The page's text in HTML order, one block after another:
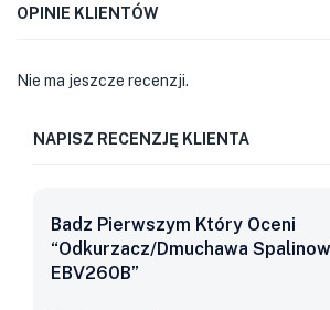
OPINIE KLIENTÓW
Nie ma jeszcze recenzji.
NAPISZ RECENZJĘ KLIENTA
Badz Pierwszym Który Oceni
“Odkurzacz/dmuchawa
EBV260B”